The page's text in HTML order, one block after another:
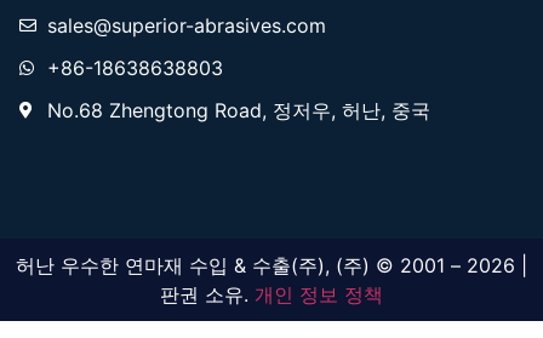
sales@superior-abrasives.com
+86-18638638803
No.68 Zhengtong Road, 정저우, 허난, 중국
허난 우수한 연마재 수입 & 수출(주), (주) © 2001 – 2026 |
판권 소유. 개인 정보 정책